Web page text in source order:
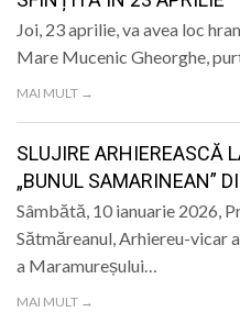
Joi, 23 aprilie, va avea loc
Mare Mucenic Gheorghe,
MAI MULT →
SLUJIRE ARHIEREASCĂ
„BUNUL SAMARINEAN”
Sâmbătă, 10 ianuarie 2026,
Sătmăreanul, Arhiereu-vicar
a Maramureșului…
MAI MULT →